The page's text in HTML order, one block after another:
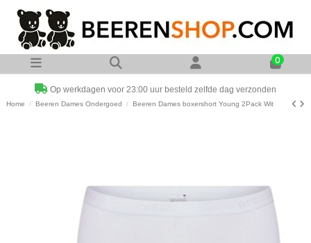
0
Op werkdagen voor 23:00 uur besteld zelfde dag verzonden
Home Beeren Dames Ondergoed Beeren Dames boxershort Young 2Pack Wit